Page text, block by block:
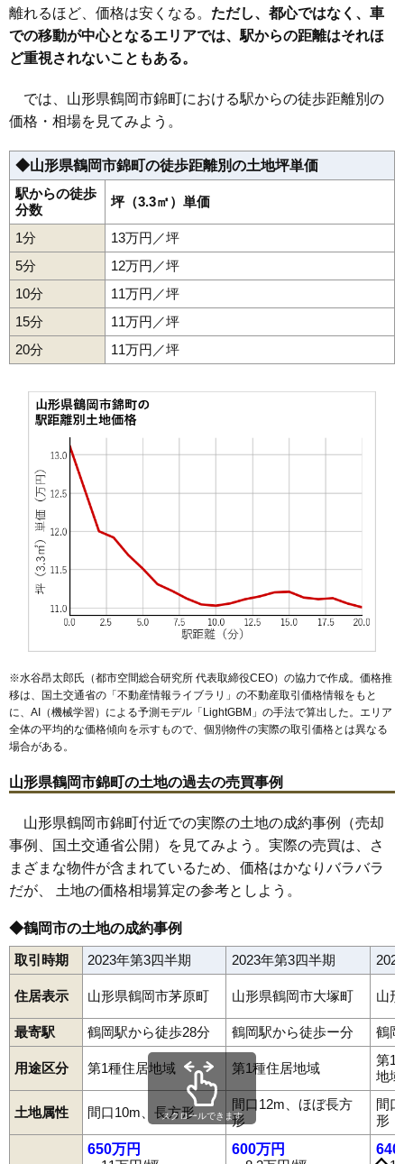
35 日吉町 10万円 485万円 -3.0%
36 日和田町 10万円 559万円 6.3%
37 稲生 10万円
39 大宝寺
41 美咲町 9.5万円 1,494万円
42 神明町
43
44 若葉町
45 伊勢原町
46 切添町
47 美原町
48 道形町
50 大東町
51 柳田
山王町 8.8万円 327万円
53
54
55 朝暘町 8.5万円 842万円
56
57
布目 7.7万円 540万円
7.4万円
井岡 7.4万円 609万円 7.9%
62 友江 7.2万円 560万円 2.1%
63
65 寺田 6.6万円 378万円 5.0%
66 外内島 6.5万円 546万円 -1.1%
67 温海 6.4万円 273万円 -15.5%
68 平成町 6.4万円 558万円 -4.4%
69 湯田川 6.4万円 378万円
70 湯温海 6.4万円
71 大広 6.4万円 495万円 5.5%
72 高坂 6.3万円 453万円 6.0%
73 斎藤川原 6.2万円 426万円 0.6%
74 大山 5.7万円 448万円 -7.7%
5.7万円 3.9%
5.7万円 -0.9%
77 由良 5.6万円 360万円 7.3%
78 下山添 5.6万円 468万円 -2.0%
羽黒町細谷 460万円 3.6%
離れるほど、価格は安くなる。 ただし、都心ではなく、車
での移動が中心となるエリアでは、駅からの距離はそれほ
ど重視されないこともある。
では、山形県鶴岡市錦町における駅からの徒歩距離別の
価格・相場を見てみよう。
◆山形県鶴岡市錦町の徒歩距離別の土地坪単価
駅からの徒歩
分数
坪（3.3㎡）単価
1分
13万円／坪
5分
12万円／坪
10分
11万円／坪
15分
11万円／坪
20分
11万円／坪
※水谷昂太郎氏（都市空間総合研究所 代表取締役CEO）の協力で作成。価格推
移は、国土交通省の「不動産情報ライブラリ 」の不動産取引価格情報をもと
に、AI（機械学習）による予測モデル「LightGBM」の手法で算出した。エリア
全体の平均的な価格傾向を示すもので、個別物件の実際の取引価格とは異なる
場合がある。
山形県鶴岡市錦町の土地の過去の売買事例
山形県鶴岡市錦町付近での実際の土地の成約事例（売却
事例、国土交通省公開）を見てみよう。実際の売買は、さ
まざまな物件が含まれているため、価格はかなりバラバラ
だが、 土地の価格相場算定の参考としよう。
◆鶴岡市の土地の成約事例
取引時期 2023年第3四半期 2023年第3四半期
住居表示 山形県鶴岡市茅原町 山形県鶴岡市大塚町 山
最寄駅 鶴岡駅から徒歩28分 鶴岡駅から徒歩ー分 鶴
用途区分 第1種住居地域 第1種住居地域
第1
地域
土地属性 間口10m、長方形
間口12m、ほぼ長方
形
間
形
650万円
600万円
640
スクロールできます
稲生 井岡
大山 大淀川覚岸寺堅苔沢家中新町
上畑町
上藤島上山添 加茂切添町小岩川小真木原町小淀川
三光町三瀬山王町下川下清水
城北町白山新海町 末広町砂田町
大宝寺大宝寺町 宝町長者町朝暘町